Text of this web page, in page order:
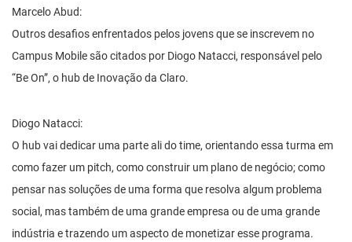
Marcelo Abud:
Outros desafios enfrentados pelos jovens que se inscrevem no
Campus Mobile são citados por Diogo Natacci, responsável pelo
“Be On”, o hub de Inovação da Claro.
Diogo Natacci:
O hub vai dedicar uma parte ali do time, orientando essa turma em
como fazer um pitch, como construir um plano de negócio; como
pensar nas soluções de uma forma que resolva algum problema
social, mas também de uma grande empresa ou de uma grande
indústria e trazendo um aspecto de monetizar esse programa.